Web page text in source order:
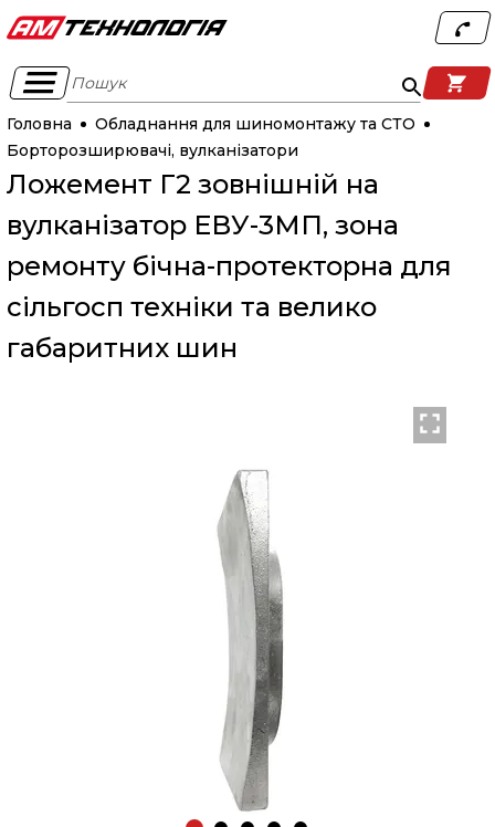
Пошук
Головна
Обладнання для шиномонтажу та СТО
Борторозширювачі, вулканізатори
Ложемент Г2 зовнішній на
вулканізатор ЕВУ-3МП, зона
ремонту бічна-протекторна для
сільгосп техніки та велико
габаритних шин